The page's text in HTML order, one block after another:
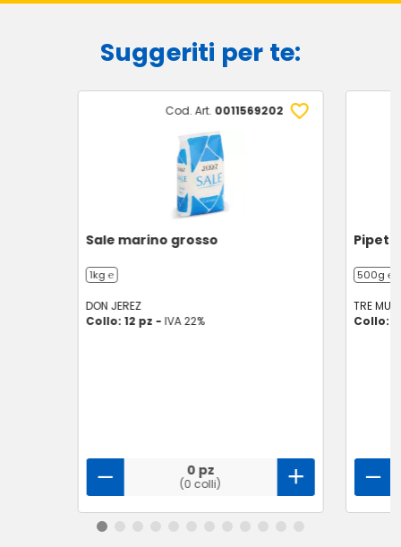
Suggeriti per te:
Cod. Art. 0011569202
Sale marino grosso
1kg ℮
DON JEREZ
Collo: 12 pz - IVA 22%
0 pz
(0 colli)
500g ℮
TRE
Collo: